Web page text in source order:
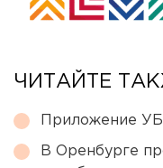
ЧИТАЙТЕ
Приложение
В Оренбурге